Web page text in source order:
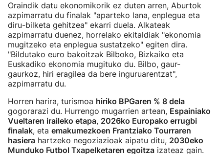
Oraindik datu ekonomikorik ez duten arren, Aburtok
azpimarratu du finalak "aparteko lana, enplegua eta
diru-bilketa gehitzea" ekarri duela. Alkateak
azpimarratu duenez, horrelako ekitaldiak "ekonomia
mugitzeko eta enplegua sustatzeko" egiten dira.
"Bildutako euro bakoitzak Bilboko, Bizkaiko eta
Euskadiko ekonomia mugituko du. Bilbo, gaur-
gaurkoz, hiri eragilea da bere inguruarentzat",
azpimarratu du.
Horren harira, turismoa hiriko BPGaren % 8 dela
gogorarazi du. Hurrengo mugarrien artean, Espainiako
Vueltaren iraileko etapa, 2026ko Europako errugbi
finalak, eta emakumezkoen Frantziako Tourraren
hasiera hartzeko negoziazioak aipatu ditu, 2030eko
Munduko Futbol Txapelketaren egoitza izateaz gain.